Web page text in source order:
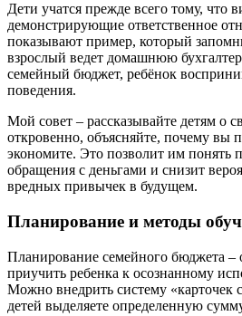
Дети учатся прежде всего тому, что
демонстрирующие ответственное
показывают пример, который
взрослый ведет домашнюю
семейный бюджет, ребёнок
поведения.
Мой совет – рассказывайте детям о
откровенно, объясняйте, почему вы
экономите. Это позволит им понять
обращения с деньгами и снизит
вредных привычек в будущем.
Планирование и методы
Планирование семейного бюджета –
приучить ребенка к осознанному
Можно внедрить систему «карточек
детей выделяете определенную